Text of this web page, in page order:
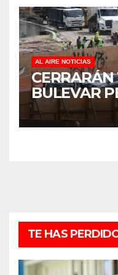
DE
AL AIRE NOTICIAS
BULEVAR
PARA
ANTES DEL
TE HAS